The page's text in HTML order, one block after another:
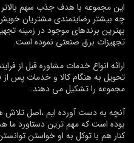
این مجموعه با هدف جذب سهم
چه بیشتر رضایتمندی مشتریان
بهترین برندهای موجود در زمینه
تجهیزات برق صنعتی نموده است.
ارائه انواع خدمات مشاوره قبل از
تحویل به هنگام کالا و خدمات پس
مجموعه را تشکیل می دهند.
آنچه به دست آورده ایم ،اصل تلاش
بوده است که مهم ترین دستاورد ما
کنار هم با توکل به او خواستن